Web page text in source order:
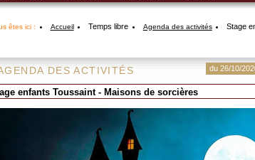
êtes ici : Accueil Temps libre Agenda des activités Stage
DES ACTIVITÉS du 26/10/
enfants Toussaint - Maisons de sorcières